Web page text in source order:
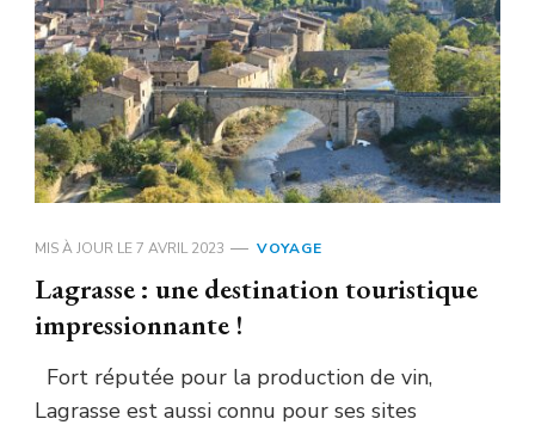
MIS À JOUR LE7 AVRIL 2023 VOYAGE
Lagrasse : une destination touristique
impressionnante !
Fort réputée pour la production de vin,
Lagrasse est aussi connu pour ses sites